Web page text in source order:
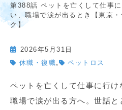
第388話 ペットを亡くして仕事
い、職場で涙が出るとき【東京
ク】
2026年5月31日
休職・復職, ペットロス
ペットを亡くして仕事に行け
職場で涙が出る方へ。世話と